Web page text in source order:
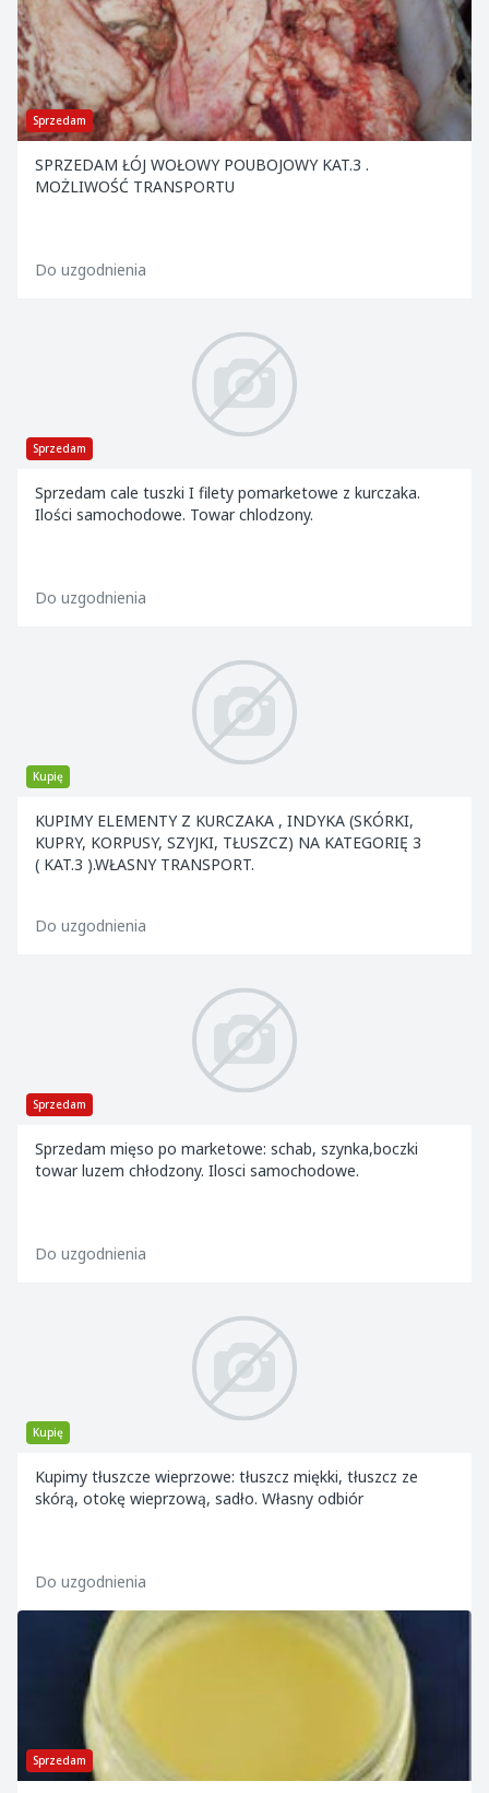
Sprzedam
SPRZEDAM ŁÓJ WOŁOWY POUBOJOWY KAT.3 .
MOŻLIWOŚĆ TRANSPORTU
Do uzgodnienia
Sprzedam
Sprzedam cale tuszki I filety pomarketowe z kurczaka.
Ilości samochodowe. Towar chlodzony.
Do uzgodnienia
Kupię
KUPIMY ELEMENTY Z KURCZAKA , INDYKA (SKÓRKI,
KUPRY, KORPUSY, SZYJKI, TŁUSZCZ) NA KATEGORIĘ 3
( KAT.3 ).WŁASNY TRANSPORT.
Do uzgodnienia
Sprzedam
Sprzedam mięso po marketowe: schab, szynka,boczki
towar luzem chłodzony. Ilosci samochodowe.
Do uzgodnienia
Kupię
Kupimy tłuszcze wieprzowe: tłuszcz miękki, tłuszcz ze
skórą, otokę wieprzową, sadło. Własny odbiór
Do uzgodnienia
Sprzedam